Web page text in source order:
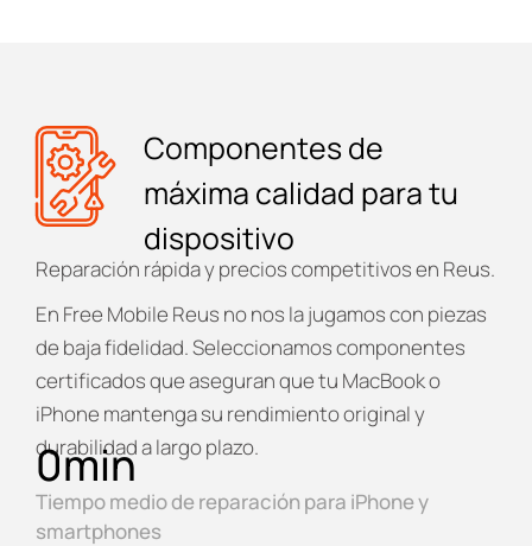
Componentes de
máxima calidad para tu
dispositivo
Reparación rápida y precios competitivos en Reus.
En Free Mobile Reus no nos la jugamos con piezas
de baja fidelidad. Seleccionamos componentes
certificados que aseguran que tu MacBook o
iPhone mantenga su rendimiento original y
durabilidad a largo plazo.
Tiempo medio de reparación para iPhone y
smartphones
0min